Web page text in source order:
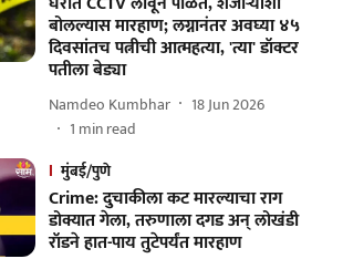
बोलल्यास मारहाण; लग्नानंतर अवघ्या ४५
दिवसांतच पत्नीची आत्महत्या, 'त्या' डॉक्टर
पतीला बेड्या
Namdeo Kumbhar
18 Jun 2026
1 min read
मुंबई/पुणे
Crime: दुचाकीला कट मारल्याचा राग
डोक्यात गेला, तरुणाला दगड अन् लोखंडी
रॉडने हात-पाय तुटेपर्यंत मारहाण